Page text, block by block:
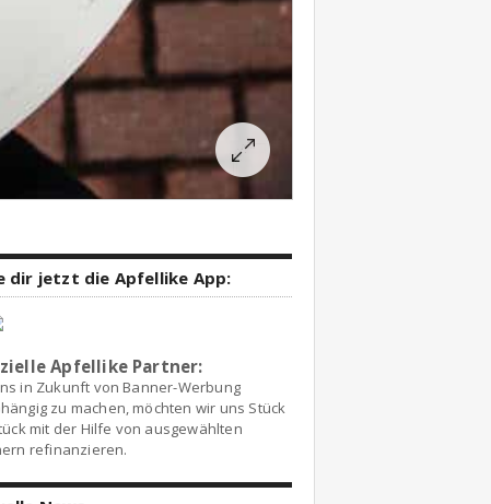
dir jetzt die Apfellike App:
Apfellike Partner:
in Zukunft von Banner-Werbung
zu machen, möchten wir uns Stück
mit der Hilfe von ausgewählten
refinanzieren.